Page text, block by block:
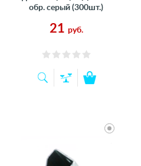
обр. серый (300шт.)
21 руб.